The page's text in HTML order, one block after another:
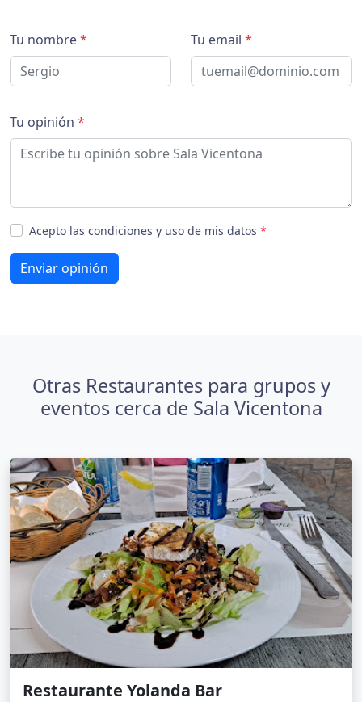
Tu nombre* Tu email *
Tu opinión *
Acepto las condiciones y uso de mis datos *
Enviar opinión
Otras Restaurantes para grupos y
eventos cerca de Sala Vicentona
Restaurante Yolanda Bar